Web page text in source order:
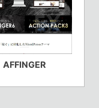
AFFINGER